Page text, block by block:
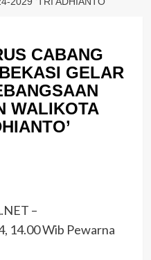
CABANG
GELAR
WALIKOTA
–
14.00 Wib Pewarna